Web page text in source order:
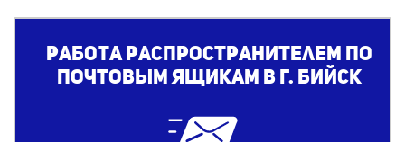
Работа распространителем по
почтовым ящикам в г. Бийск